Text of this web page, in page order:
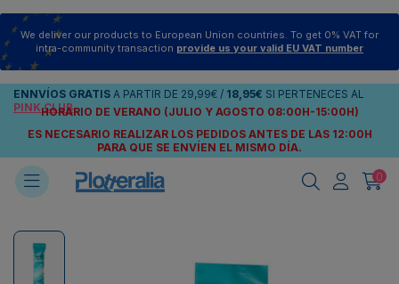
We deliver our products to European Union countries. To get 0% VAT for
intra-community transaction provide us your valid EU VAT number
ENNVÍOS GRATIS A PARTIR DE 29,99€ / 18,95€ SI PERTENECES AL
PINK CLUB
HORARIO DE VERANO (JULIO Y AGOSTO 08:00H-15:00H)
ES NECESARIO REALIZAR LOS PEDIDOS ANTES DE LAS 12:00H
PARA QUE SE ENVÍEN EL MISMO DÍA.
0